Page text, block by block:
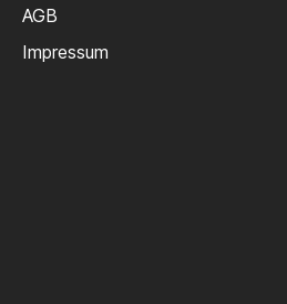
AGB
Impressum